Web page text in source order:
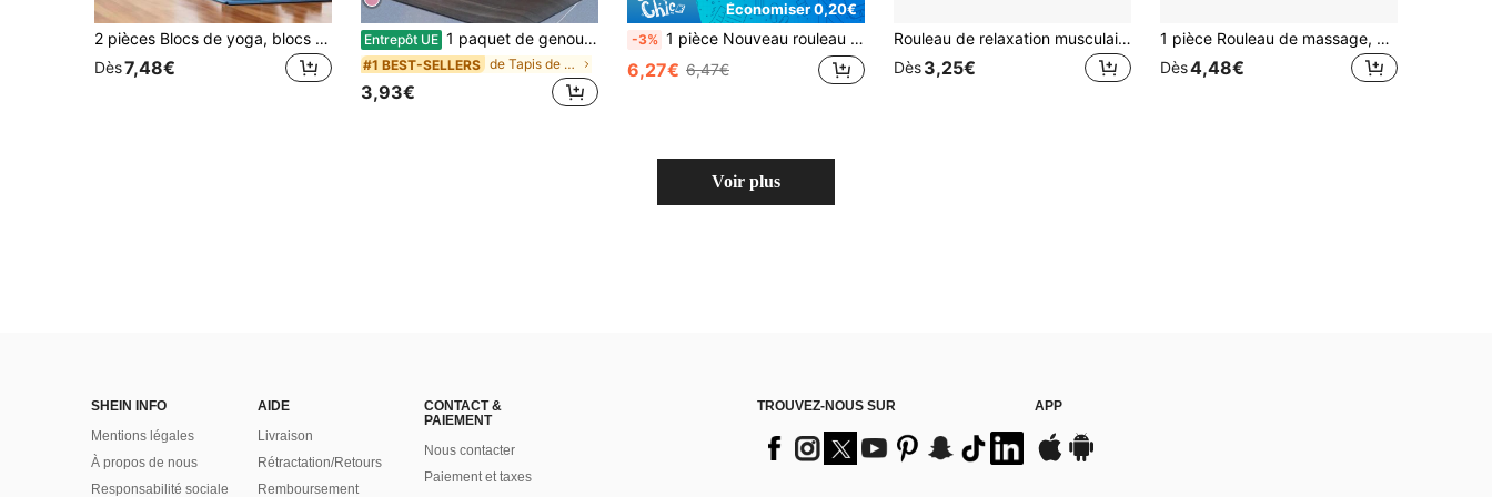
2 pièces Blocs de yoga, blocs de Pilates, blocs de mousse de yoga - Mousse EVA sans latex supportive - Surface douce antidérapante avec bords biseautés, convient pour le yoga, le Pilates, la méditation - Offre stabilité, équilibre, approfondit l'étirement
Dès7,48€
Entrepôt UE 1 paquet de genouillères de yoga, coussin de genou de yoga épais, tapis d'exercice pour les genoux, les coudes, les poignets, les mains, la tête, tapis de mousse pour le yoga et le Pilates à genoux
#1 BEST-SELLERS de Tapis de yoga
3,93€
Économiser 0,20€
-3% 1 pièce Nouveau rouleau de yoga manuel, rouleau amincissant pour les jambes, masseur pour les pieds et le cou, bâton de massage flexible universel à 3 rangées, rouleau de yoga à pointes, rouleau d'entraînement musculaire et de relaxation, axe de rouleau
6,27€ 6,47€
Rouleau de relaxation musculaire en forme de U, rouleau de massage Pilates, rouleau amincissant pour le corps et les jambes, équipement d'entraînement de yoga, masseur anti-cellulite
Dès3,25€
1 pièce Rouleau de massage, outil de relaxation musculaire, bâton de massage pour amincir les jambes, 4 roues, étirement de yoga
Dès4,48€
Voir plus
SHEIN INFO
Mentions légales
À propos de nous
Responsabilité sociale
AIDE
Livraison
Rétractation/Retours
Remboursement
CONTACT &
PAIEMENT
Nous contacter
Paiement et taxes
TROUVEZ-NOUS SUR APP